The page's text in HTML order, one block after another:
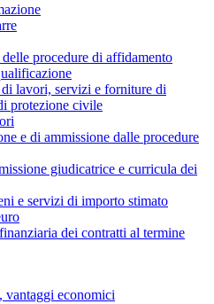
procedure di affidamento
lavori, servizi e forniture di
protezione civile
e di ammissione dalle procedure
giudicatrice e curricula dei
e servizi di importo stimato
dei contratti al termine
vantaggi economici